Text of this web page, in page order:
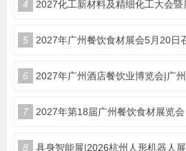
4 2027化工新材料及精细化工大会暨
5 2027年广州餐饮食材展会5月20日
6 2027年广州酒店餐饮业博览会|广
7 2027年第18届广州餐饮食材展览会
8 具身智能展|2026杭州人形机器人